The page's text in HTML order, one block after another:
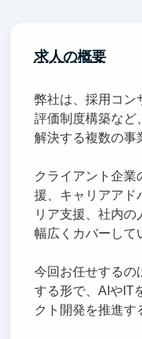
求人の概要
弊社は、採用コン
評価制度構築など
解決する複数の事
クライアント企業
援、キャリアアド
リア支援、社内
幅広くカバーして
今回お任せするの
する形で、AIやIT
クト開発を推進す